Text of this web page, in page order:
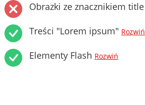
Obrazki ze znacznikiem title
Treści "Lorem ipsum" Rozwiń
Elementy Flash Rozwiń